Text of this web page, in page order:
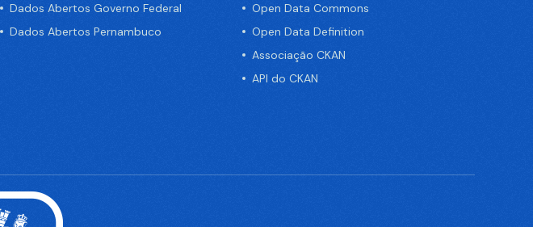
Dados Abertos Governo Federal
Dados Abertos Pernambuco
Open Data Commons
Open Data Definition
Associação CKAN
API do CKAN